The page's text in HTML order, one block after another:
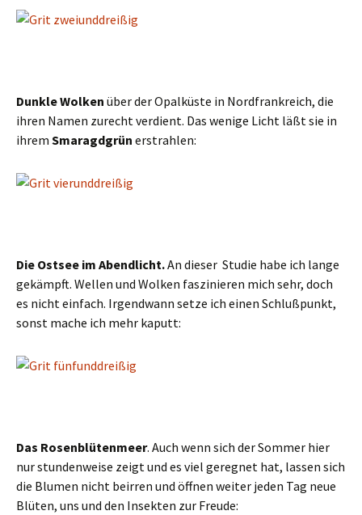
Dunkle Wolken über der Opalküste in Nordfrankreich, die
ihren Namen zurecht verdient. Das wenige Licht läßt sie in
ihrem Smaragdgrün erstrahlen:
Die Ostsee im Abendlicht.An dieser Studie habe ich lange
gekämpft. Wellen und Wolken faszinieren mich sehr, doch
es nicht einfach. Irgendwann setze ich einen Schlußpunkt,
sonst mache ich mehr kaputt:
Das Rosenblütenmeer. Auch wenn sich der Sommer hier
nur stundenweise zeigt und es viel geregnet hat, lassen sich
die Blumen nicht beirren und öffnen weiter jeden Tag neue
Blüten, uns und den Insekten zur Freude: